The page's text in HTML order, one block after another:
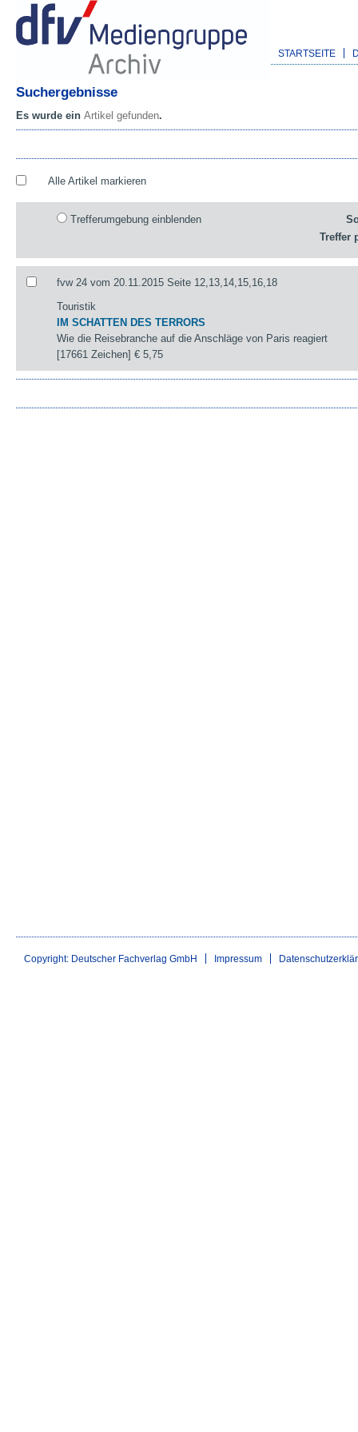
STARTSEITE
Suchergebnisse
Es wurde ein Artikel gefunden.
Alle Artikel markieren
Trefferumgebung einblenden
Treffer
fvw 24 vom 20.11.2015 Seite 12,13,14,15,16,18
Touristik
IM SCHATTEN DES TERRORS
Wie die Reisebranche auf die Anschläge von Paris reagiert
[17661 Zeichen]€ 5,75
Copyright: Deutscher Fachverlag GmbH Impressum